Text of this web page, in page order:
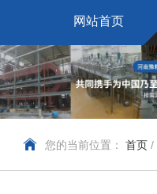
网站首页
您的当前位置： 首页 /